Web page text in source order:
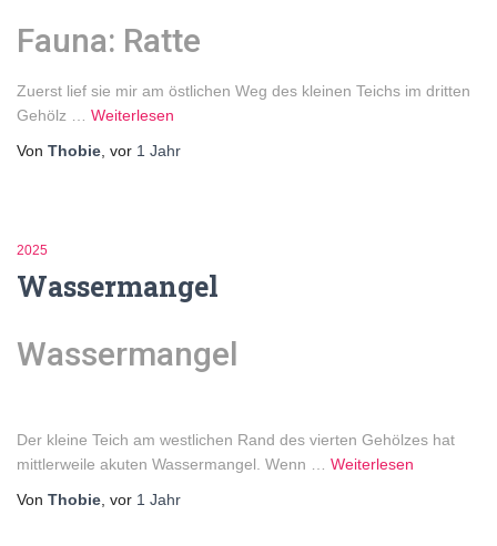
Fauna: Ratte
Zuerst lief sie mir am östlichen Weg des kleinen Teichs im dritten
Gehölz … Weiterlesen
Von Thobie , vor 1 Jahr
2025
Wassermangel
Wassermangel
Der kleine Teich am westlichen Rand des vierten Gehölzes hat
mittlerweile akuten Wassermangel. Wenn … Weiterlesen
Von Thobie , vor 1 Jahr